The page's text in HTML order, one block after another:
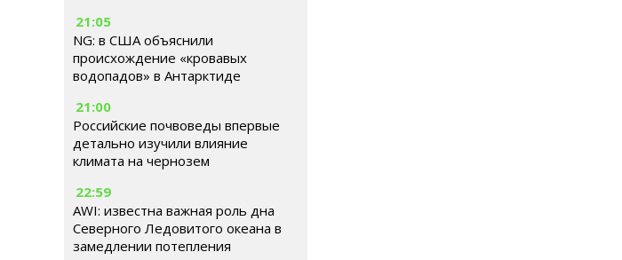
21:05
NG: в США объяснили
происхождение «кровавых
водопадов» в Антарктиде
21:00
Российские почвоведы впервые
детально изучили влияние
климата на чернозем
22:59
AWI: известна важная роль дна
Северного Ледовитого океана в
замедлении потепления